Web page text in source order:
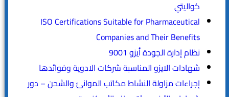
كواليتي
ISO Certifications Suitable for Pharmaceutical
Companies and Their Benefits
نظام إدارة الجودة أيزو 9001
شهادات الايزو المناسبة شركات الادوية وفوائدها
إجراءات مزاولة النشاط مكاتب الموانئ والشحن – دور